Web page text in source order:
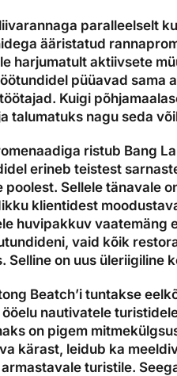
paralleelselt
ääristatud
harjumatult aktiivsete
püüavad sama
Kuigi
talumatuks nagu seda
ristub Bang
erineb teistest
poolest. Sellele tänavale
klientidest
huvipakkuv vaatemäng
vaid kõik
Selline on uus üleriigiline
Beatch’i tuntakse
nautivatele
on pigem
kärast, leidub ka
turistile.